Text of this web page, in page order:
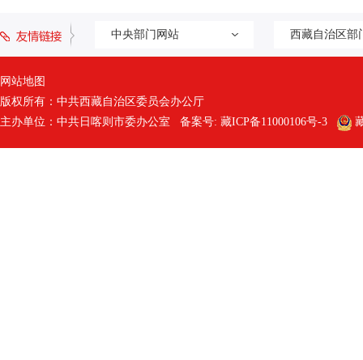
中央部门网站 西藏自治区部
网站地图
版权所有：中共西藏自治区委员会办公厅
主办单位：中共日喀则市委办公室 备案号: 藏ICP备11000106号-3